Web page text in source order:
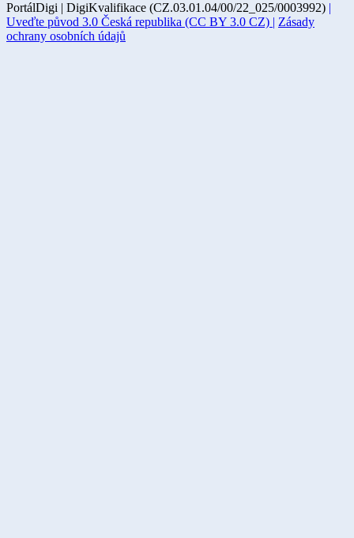
PortálDigi | DigiKvalifikace (CZ.03.01.04/00/22_025/0003992) |
Uveďte původ 3.0 Česká republika (CC BY 3.0 CZ) | Zásady
ochrany osobních údajů